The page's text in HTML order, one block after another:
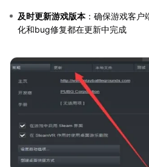
及时更新游戏版本：确保游戏客户
化和bug修复都在更新中完成